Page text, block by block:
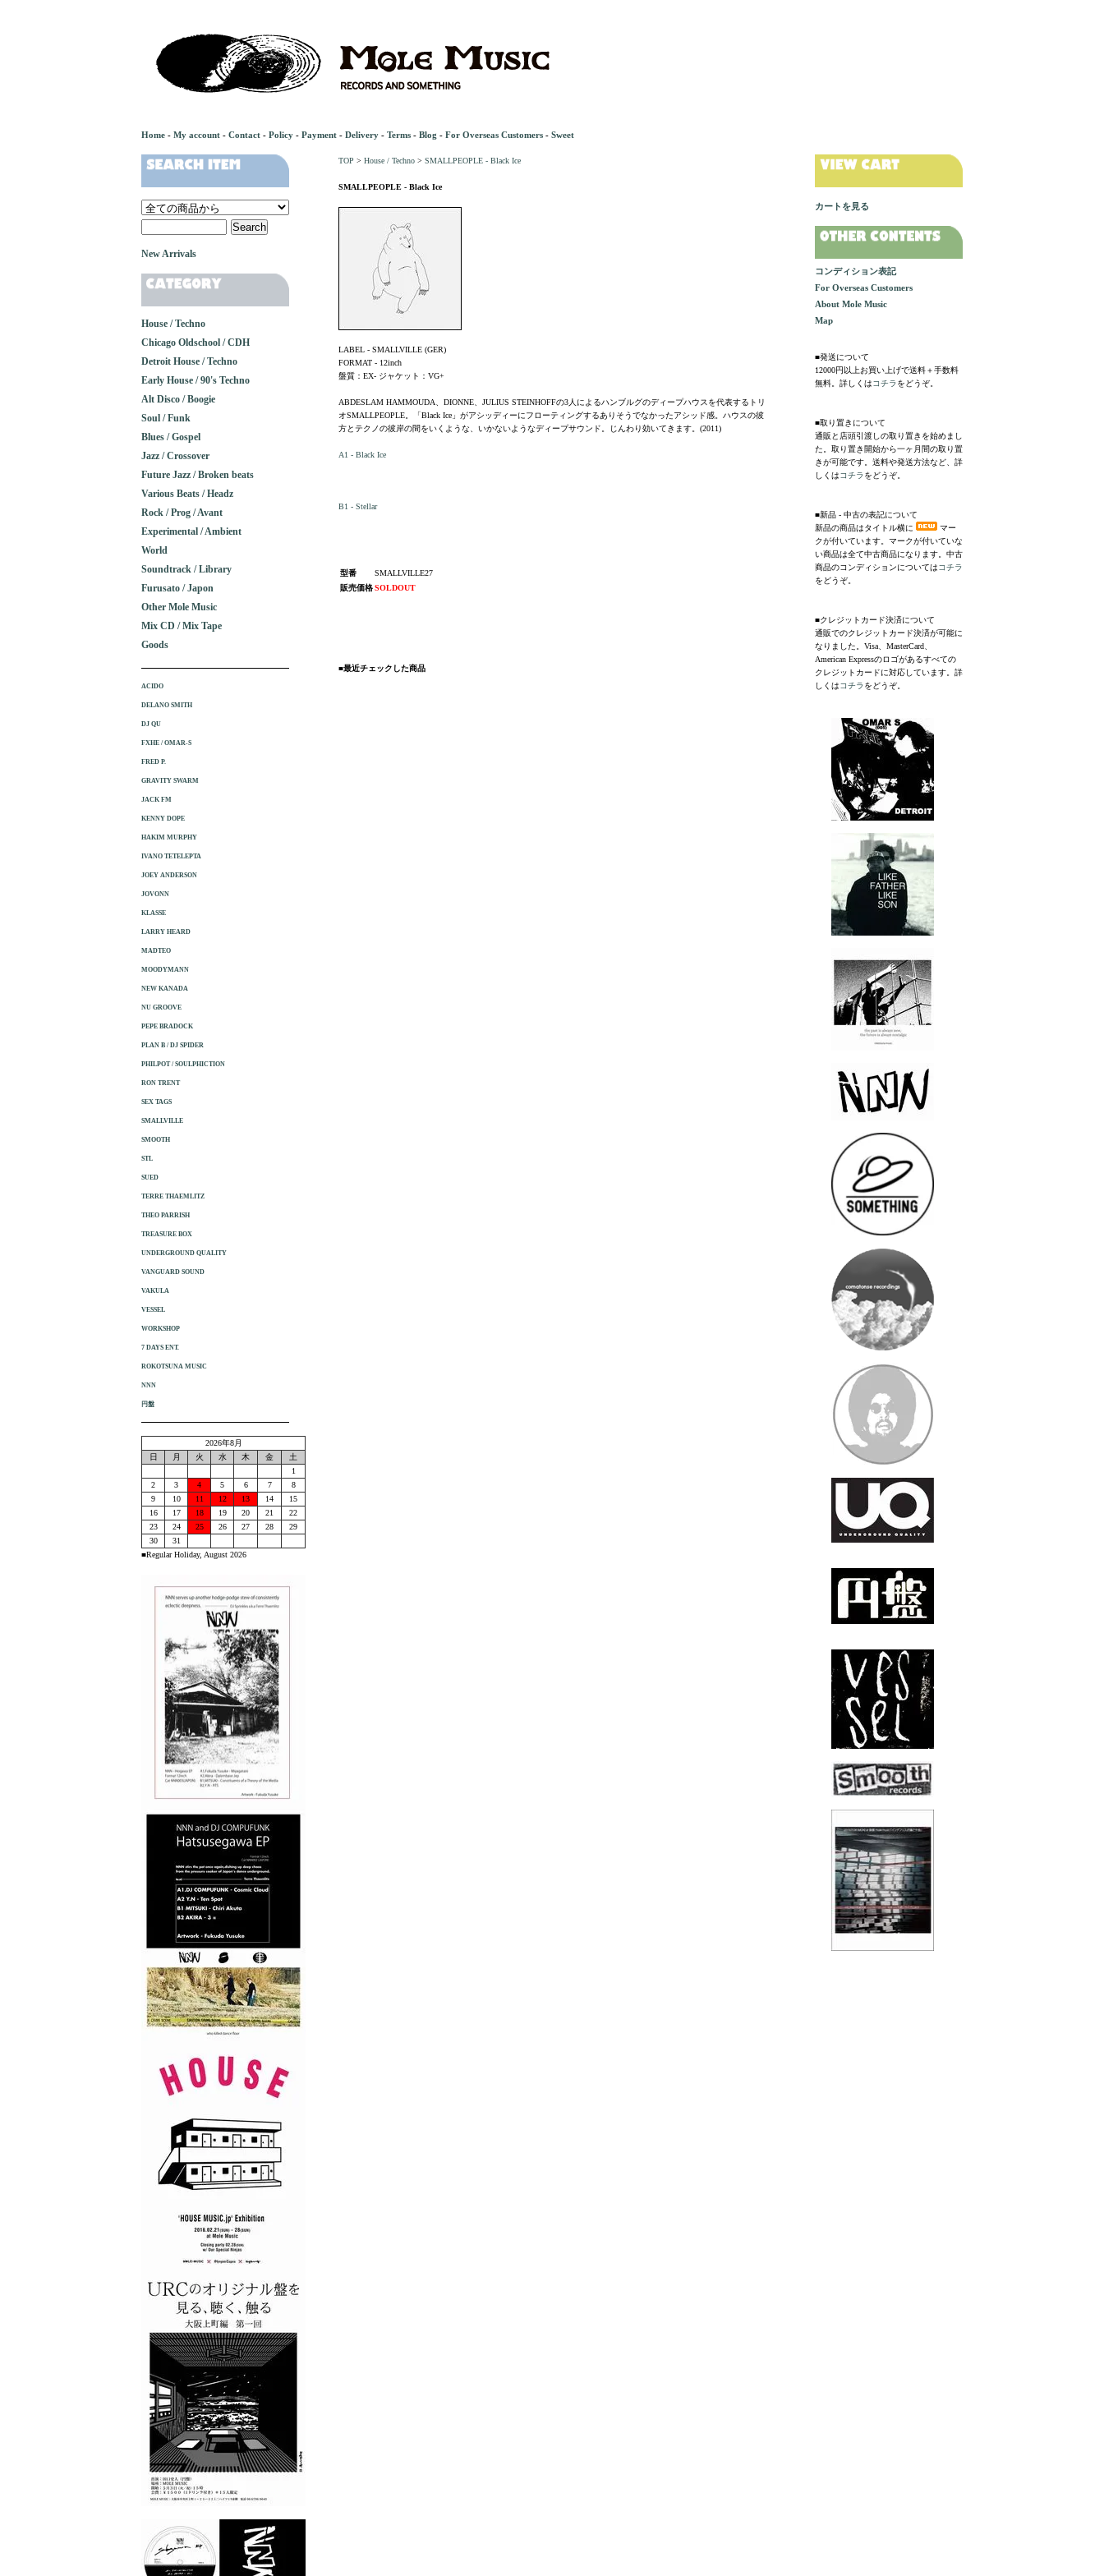
Home - My account - Contact - Policy - Payment - Delivery - Terms - Blog - For Overseas Customers - Sweet
TOP > House / Techno > SMALLPEOPLE - Black Ice
SMALLPEOPLE - Black Ice
LABEL - SMALLVILLE (GER)
FORMAT - 12inch
盤質：EX- ジャケット：VG+
ABDESLAM HAMMOUDA、DIONNE、JULIUS STEINHOFFの3人によるハンブルグのディープハウスを代表するトリ
オSMALLPEOPLE。「Black Ice」がアシッディーにフローティングするありそうでなかったアシッド感。ハウスの彼
方とテクノの彼岸の間をいくような、いかないようなディープサウンド。じんわり効いてきます。(2011)
A1 - Black Ice
B1 - Stellar
型番
SMALLVILLE27
販売価格SOLDOUT
■最近チェックした商品
New Arrivals
House / Techno
Chicago Oldschool / CDH
Detroit House / Techno
Early House / 90's Techno
Alt Disco / Boogie
Soul / Funk
Blues / Gospel
Jazz / Crossover
Future Jazz / Broken beats
Various Beats / Headz
Rock / Prog / Avant
Experimental / Ambient
World
Soundtrack / Library
Furusato / Japon
Other Mole Music
Mix CD / Mix Tape
Goods
ACIDO
DELANO SMITH
DJ QU
FXHE / OMAR-S
FRED P.
GRAVITY SWARM
JACK FM
KENNY DOPE
HAKIM MURPHY
IVANO TETELEPTA
JOEY ANDERSON
JOVONN
KLASSE
LARRY HEARD
MADTEO
MOODYMANN
NEW KANADA
NU GROOVE
PEPE BRADOCK
PLAN B / DJ SPIDER
PHILPOT / SOULPHICTION
RON TRENT
SEX TAGS
SMALLVILLE
SMOOTH
STL
SUED
TERRE THAEMLITZ
THEO PARRISH
TREASURE BOX
UNDERGROUND QUALITY
VANGUARD SOUND
VAKULA
VESSEL
WORKSHOP
7 DAYS ENT.
ROKOTSUNA MUSIC
NNN
円盤
2026年8月
日
月 火 水 木 金
土
1
2
3 4 5 6 7
8
9
10 11 12 13 14
15
16
17 18 19 20 21
22
23
24 25 26 27 28
29
30
31
■Regular Holiday, August 2026
カートを見る
コンディション表記
For Overseas Customers
About Mole Music
Map
■発送について
12000円以上お買い上げで送料＋手数料
無料。詳しくはコチラをどうぞ。
■取り置きについて
通販と店頭引渡しの取り置きを始めまし
た。取り置き開始から一ヶ月間の取り置
きが可能です。送料や発送方法など、詳
しくはコチラをどうぞ。
■新品 - 中古の表記について
新品の商品はタイトル横に
マー
クが付いています。マークが付いていな
い商品は全て中古商品になります。中古
商品のコンディションについてはコチラ
をどうぞ。
■クレジットカード決済について
通販でのクレジットカード決済が可能に
なりました。Visa、MasterCard、
American Expressのロゴがあるすべての
クレジットカードに対応しています。詳
しくはコチラをどうぞ。